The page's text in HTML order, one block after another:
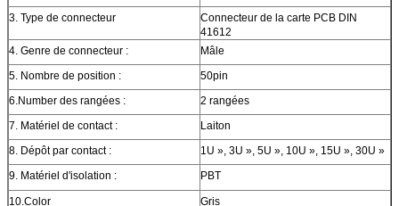
3. Type de connecteur
Connecteur de la carte PCB DIN
41612
4. Genre de connecteur :
Mâle
5. Nombre de position :
50pin
6.Number des rangées :
2 rangées
7. Matériel de contact :
Laiton
8. Dépôt par contact :
1U », 3U », 5U », 10U », 15U », 30U »
9. Matériel d'isolation :
PBT
10.Color Gris